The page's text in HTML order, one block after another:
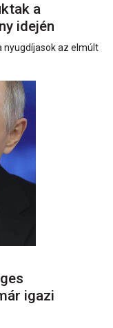
a
idején
nyugdíjasok az elmúlt
igazi